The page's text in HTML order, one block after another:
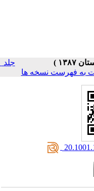
جلد ۱
فهرست نسخه ها